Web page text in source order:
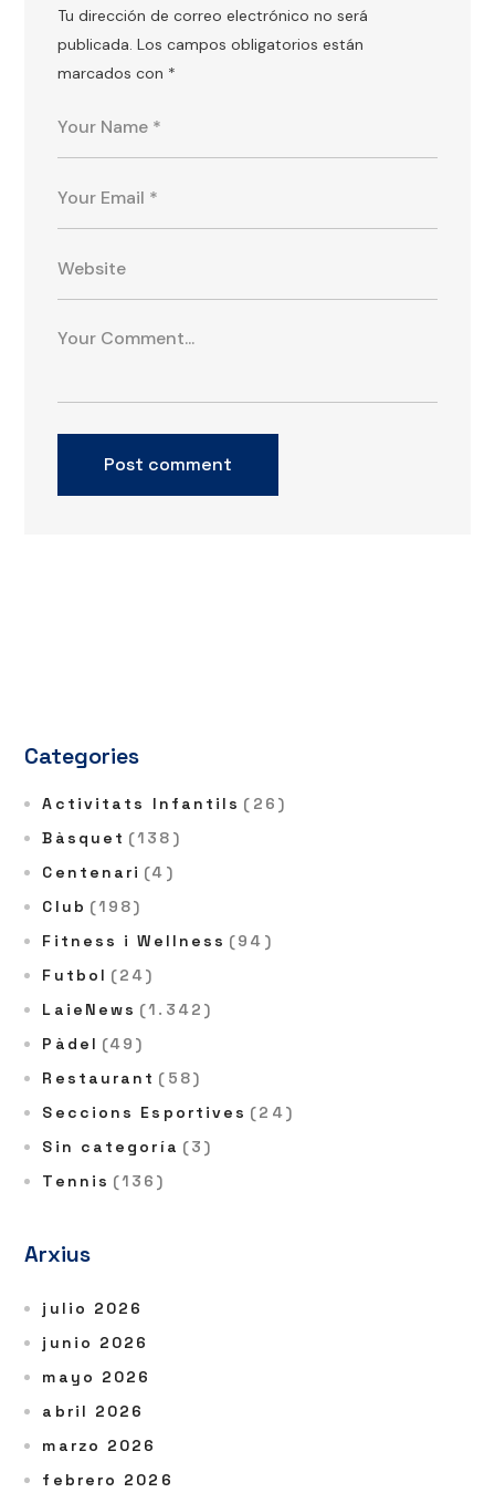
Tu dirección de correo electrónico no será
publicada. Los campos obligatorios están
marcados con *
Categories
Activitats Infantils (26)
Bàsquet (138)
Centenari (4)
Club (198)
Fitness i Wellness (94)
Futbol (24)
LaieNews (1.342)
Pàdel (49)
Restaurant (58)
Seccions Esportives (24)
Sin categoría (3)
Tennis (136)
Arxius
julio 2026
junio 2026
mayo 2026
abril 2026
marzo 2026
febrero 2026